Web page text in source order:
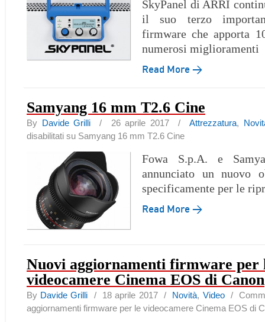
SkyPanel di ARRI
il suo terzo
firmware che apporta
numerosi miglioramenti
Read More →
Samyang 16 mm T2.6 Cine
By Davide Grilli / 26 aprile 2017 /Attrezzatura,
disabilitati su Samyang 16 mm T2.6 Cine
Fowa S.p.A. e
annunciato un nuovo
specificamente per le
Read More →
Nuovi aggiornamenti firmware per
videocamere Cinema EOS di Canon
By Davide Grilli / 18 aprile 2017 / Novità, Video/
aggiornamenti firmware per le videocamere Cinema EOS di